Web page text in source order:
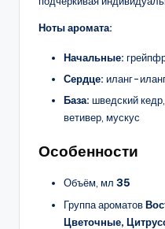
Ноты аромата:
Начальные:
Сердце: иланг-
База: шведский
ветивер, мускус
Особенности
Объём, мл 35
Группа ароматов
Цветочные,